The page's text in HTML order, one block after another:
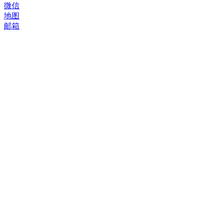
微信
地图
邮箱